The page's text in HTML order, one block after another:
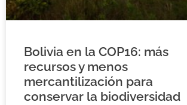
Bolivia en la COP16: más
recursos y menos
mercantilización para
conservar la biodiversidad